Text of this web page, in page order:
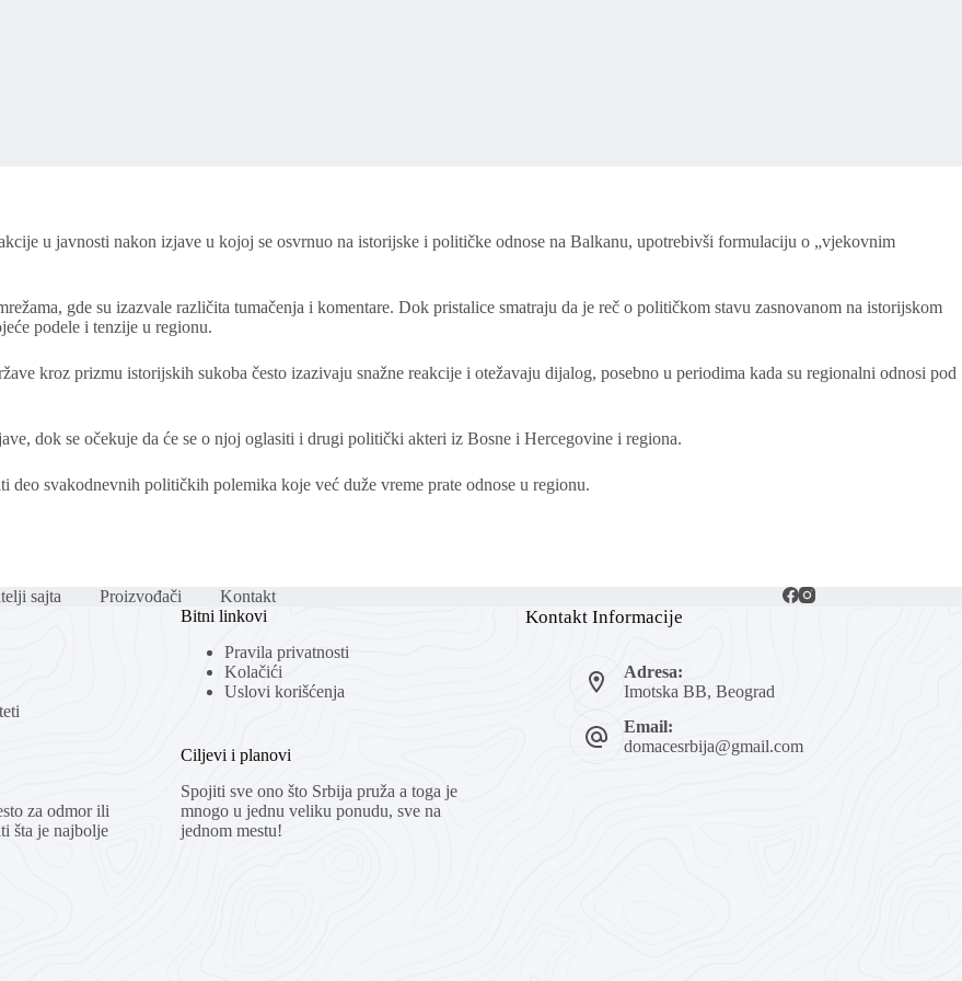
u javnosti nakon izjave u kojoj se osvrnuo na istorijske i političke odnose na Balkanu, upotrebivši formulaciju o „vjekovnim
gde su izazvale različita tumačenja i komentare. Dok pristalice smatraju da je reč o političkom stavu zasnovanom na istorijskom
podele i tenzije u regionu.
kroz prizmu istorijskih sukoba često izazivaju snažne reakcije i otežavaju dijalog, posebno u periodima kada su regionalni odnosi pod
dok se očekuje da će se o njoj oglasiti i drugi politički akteri iz Bosne i Hercegovine i regiona.
svakodnevnih političkih polemika koje već duže vreme prate odnose u regionu.
sajta Proizvođači
Kontakt
za odmor ili
šta je najbolje
Bitni linkovi
Pravila privatnosti
Kolačići
Uslovi korišćenja
Ciljevi i planovi
Spojiti sve ono što Srbija pruža a toga je
mnogo u jednu veliku ponudu, sve na
jednom mestu!
Kontakt Informacije
Adresa:
Imotska BB, Beograd
Email:
domacesrbija@gmail.com